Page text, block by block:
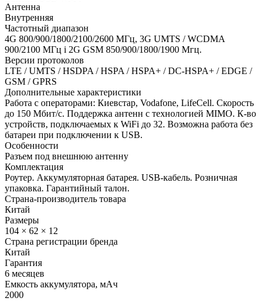
Антенна
Внутренняя
Частотный диапазон
4G 800/900/1800/2100/2600 МГц, 3G UMTS / WCDMA
900/2100 МГц і 2G GSM 850/900/1800/1900 Мгц.
Версии протоколов
LTE / UMTS / HSDPA / HSPA / HSPA+ / DC-HSPA+ / EDGE /
GSM / GPRS
Дополнительные характеристики
Работа с операторами: Киевстар, Vodafone, LifeCell. Скорость
до 150 Мбит/с. Поддержка антенн с технологией MIMO. К-во
устройств, подключаемых к WiFi до 32. Возможна работа без
батареи при подключении к USB.
Особенности
Разъем под внешнюю антенну
Комплектация
Роутер. Аккумуляторная батарея. USB-кабель. Розничная
упаковка. Гарантийный талон.
Страна-производитель товара
Китай
Размеры
104 × 62 × 12
Страна регистрации бренда
Китай
Гарантия
6 месяцев
Емкость аккумулятора, мАч
2000